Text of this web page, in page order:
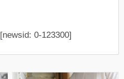
[newsid: 0-123300]